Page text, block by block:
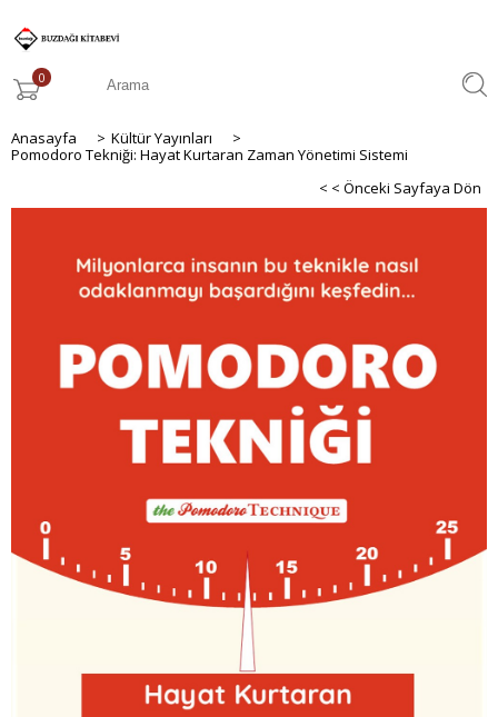
0
Anasayfa > Kültür Yayınları
>
Pomodoro Tekniği: Hayat Kurtaran Zaman Yönetimi Sistemi
< < Önceki Sayfaya Dön